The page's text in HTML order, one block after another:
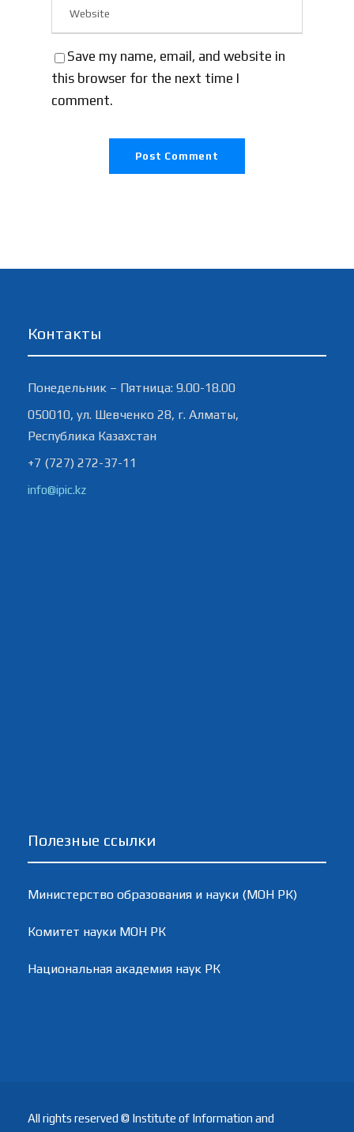
Save my name, email, and website in
this browser for the next time I
comment.
Контакты
Понедельник – Пятница: 9.00-18.00
050010, ул. Шевченко 28, г. Алматы,
Республика Казахстан
+7 (727) 272-37-11
info@ipic.kz
Полезные ссылки
Министерство образования и науки (МОН РК)
Комитет науки МОН РК
Национальная академия наук РК
All rights reserved © Institute of Information and